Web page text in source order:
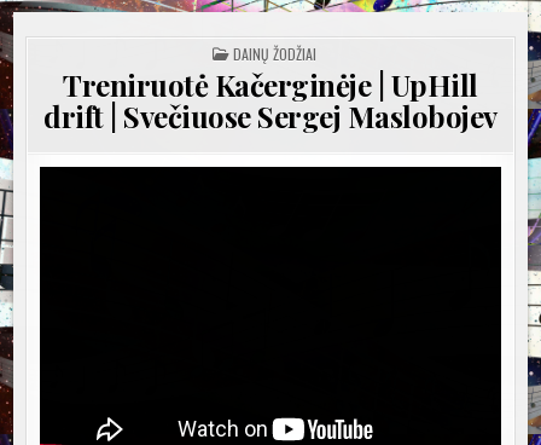
POSTED
IN
DAINŲ ŽODŽIAI
Treniruotė Kačerginėje | UpHill
drift | Svečiuose Sergej Maslobojev